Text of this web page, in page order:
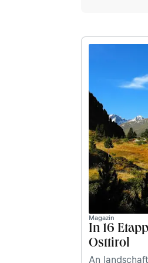
Magazin
In 16
Osttirol
An